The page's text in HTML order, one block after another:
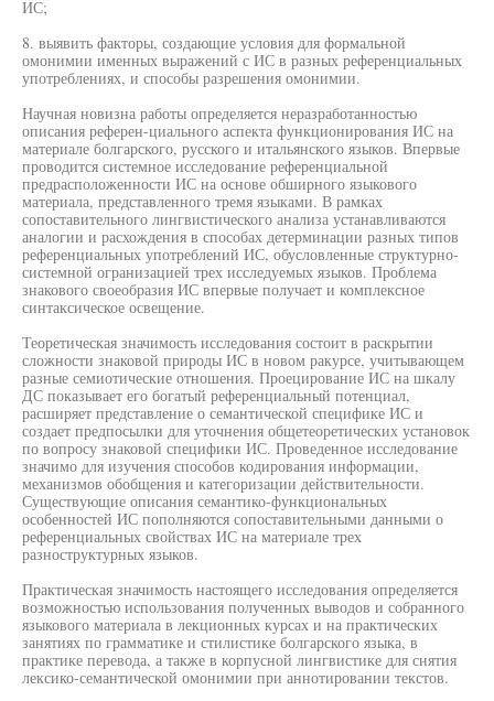
ИС;
8. выявить факторы, создающие условия для формальной
омонимии именных выражений с ИС в разных референциальных
употреблениях, и способы разрешения омонимии.
Научная новизна работы определяется неразработанностью
описания референ-циального аспекта функционирования ИС на
материале болгарского, русского и итальянского языков. Впервые
проводится системное исследование референциальной
предрасположенности ИС на основе обширного языкового
материала, представленного тремя языками. В рамках
сопоставительного лингвистического анализа устанавливаются
аналогии и расхождения в способах детерминации разных типов
референциальных употреблений ИС, обусловленные структурно-
системной огранизацией трех исследуемых языков. Проблема
знакового своеобразия ИС впервые получает и комплексное
синтаксическое освещение.
Теоретическая значимость исследования состоит в раскрытии
сложности знаковой природы ИС в новом ракурсе, учитывающем
разные семиотические отношения. Проецирование ИС на шкалу
ДС показывает его богатый референциальный потенциал,
расширяет представление о семантической специфике ИС и
создает предпосылки для уточнения общетеоретических установок
по вопросу знаковой специфики ИС. Проведенное исследование
значимо для изучения способов кодирования информации,
механизмов обобщения и категоризации действительности.
Существующие описания семантико-функциональных
особенностей ИС пополняются сопоставительными данными о
референциальных свойствах ИС на материале трех
разноструктурных языков.
Практическая значимость настоящего исследования определяется
возможностью использования полученных выводов и собранного
языкового материала в лекционных курсах и на практических
занятиях по грамматике и стилистике болгарского языка, в
практике перевода, а также в корпусной лингвистике для снятия
лексико-семантической омонимии при аннотировании текстов.